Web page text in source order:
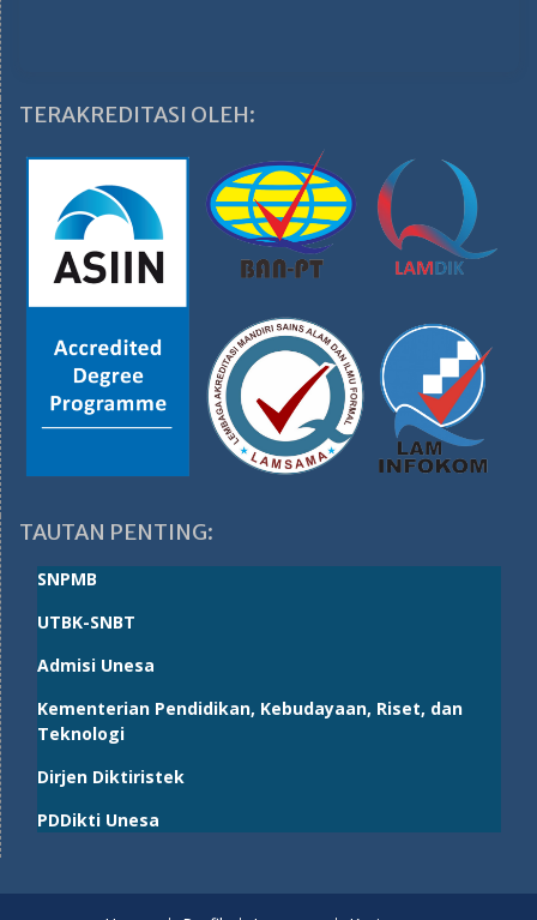
TERAKREDITASI OLEH:
TAUTAN PENTING:
SNPMB
UTBK-SNBT
Admisi Unesa
Kementerian Pendidikan, Kebudayaan, Riset, dan
Teknologi
Dirjen Diktiristek
PDDikti Unesa